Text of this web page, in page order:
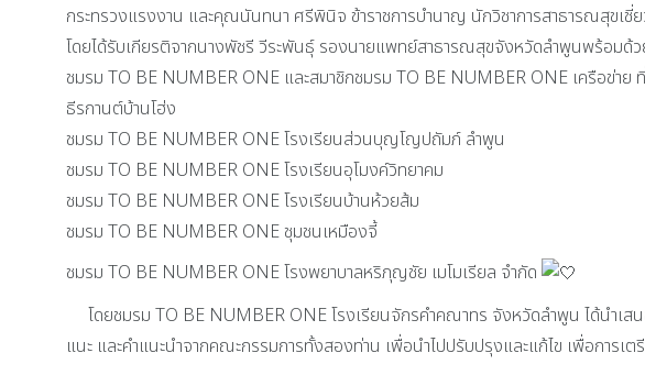
กระทรวงแรงงาน และคุณนันทนา ศรีพินิจ ข้าราชการบำนาญ นักวิชาการสาธารณสุขเ
โดยได้รับเกียรติจากนางพัชรี วีระพันธ์ุ รองนายแพทย์สาธารณสุขจังหวัดลำพูนพร้อมด้
ชมรม TO BE NUMBER ONE และสมาชิกชมรม TO BE NUMBER ONE เครือข่าย
ธีรกานต์บ้านโฮ่ง
ชมรม TO BE NUMBER ONE โรงเรียนส่วนบุญโญปถัมภ์ ลำพูน
ชมรม TO BE NUMBER ONE โรงเรียนอุโมงค์วิทยาคม
ชมรม TO BE NUMBER ONE โรงเรียนบ้านห้วยส้ม
ชมรม TO BE NUMBER ONE ชุมชนเหมืองจี้
ชมรม TO BE NUMBER ONE โรงพยาบาลหริภุญชัย เมโมเรียล จำกัด
โดยชมรม TO BE NUMBER ONE โรงเรียนจักรคำคณาทร จังหวัดลำพูน ได้นำเส
แนะ และคำแนะนำจากคณะกรรมการทั้งสองท่าน เพื่อนำไปปรับปรุงและแก้ไข เพื่อการเ